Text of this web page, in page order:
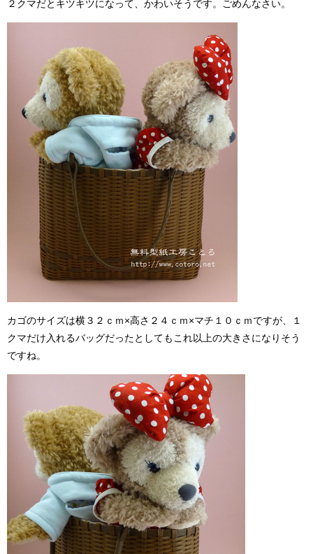
２クマだとキツキツになって、かわいそうです。ごめんなさい。
カゴのサイズは横３２ｃｍ×高さ２４ｃｍ×マチ１０ｃｍですが、１
クマだけ入れるバッグだったとしてもこれ以上の大きさになりそう
ですね。